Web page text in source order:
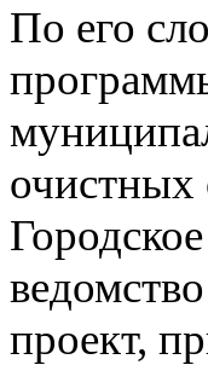
По его
очистных
проект,